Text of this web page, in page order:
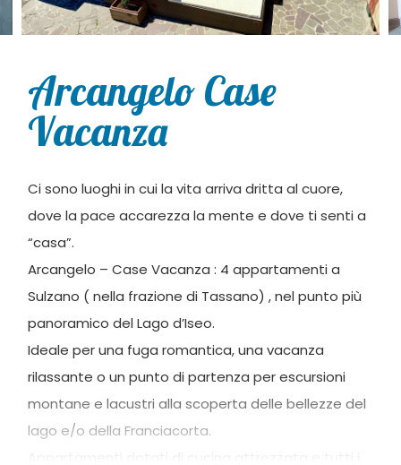
Arcangelo Case
Vacanza
Ci sono luoghi in cui la vita arriva dritta al cuore,
dove la pace accarezza la mente e dove ti senti a
“casa”.
Arcangelo – Case Vacanza : 4 appartamenti a
Sulzano ( nella frazione di Tassano) , nel punto più
panoramico del Lago d’Iseo.
Ideale per una fuga romantica, una vacanza
rilassante o un punto di partenza per escursioni
montane e lacustri alla scoperta delle bellezze del
lago e/o della Franciacorta.